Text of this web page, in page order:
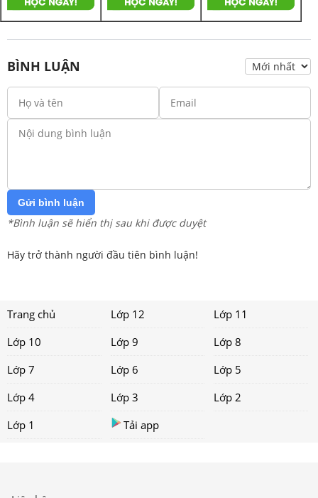
BÌNH LUẬN
Gửi bình luận
*Bình luận sẽ hiển thị sau khi được duyệt
Hãy trở thành người đầu tiên bình luận!
Trang chủ Lớp 12
Lớp 11
Lớp 10
Lớp 9
Lớp 8
Lớp 7
Lớp 6
Lớp 5
Lớp 4
Lớp 3
Lớp 2
Lớp 1
Tải app